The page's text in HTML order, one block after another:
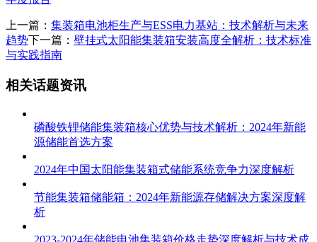
上一篇： 集装箱电池柜生产与ESS电力基站：技术解析与未来
趋势下一篇： 壁挂式太阳能集装箱安装高度全解析：技术标准
与实践指南
相关话题资讯
磷酸铁锂储能集装箱核心优势与技术解析：2024年新能
源储能首选方案
2024年中国太阳能集装箱式储能系统竞争力深度解析
节能集装箱储能箱：2024年新能源存储解决方案深度解
析